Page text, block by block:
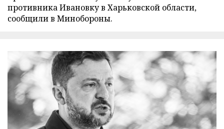
противника Ивановку в Харьковской области,
сообщили в Минобороны.